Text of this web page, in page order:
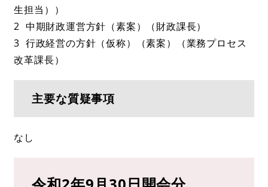
生担当））
2 中期財政運営方針（素案）（財政課長）
3 行政経営の方針（仮称）（素案）（業務プロセス
改革課長）
主要な質疑事項
なし